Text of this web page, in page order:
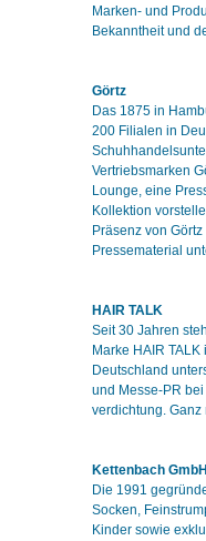
Marken- und
Bekanntheit und
Görtz
Das 1875 in
200 Filialen in
Vertriebsmarken
Lounge, eine
Kollektion
Präsenz von
Pressematerial
HAIR TALK
Seit 30 Jahren
Marke HAIR
Deutschland
und Messe-PR
verdichtung. Ganz
Kettenbach
Die 1991
Socken,
Kinder sowie